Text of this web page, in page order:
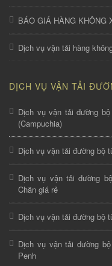
BÁO GIÁ HÀNG KHÔNG
Dịch vụ vận tải hàng
DỊCH VỤ VẬN TẢI
Dịch vụ vận tải đường
(Campuchia)
Dịch vụ vận tải đường bộ
Dịch vụ vận tải đường
Chăn giá rẻ
Dịch vụ vận tải đường bộ
Dịch vụ vận tải đường
Penh